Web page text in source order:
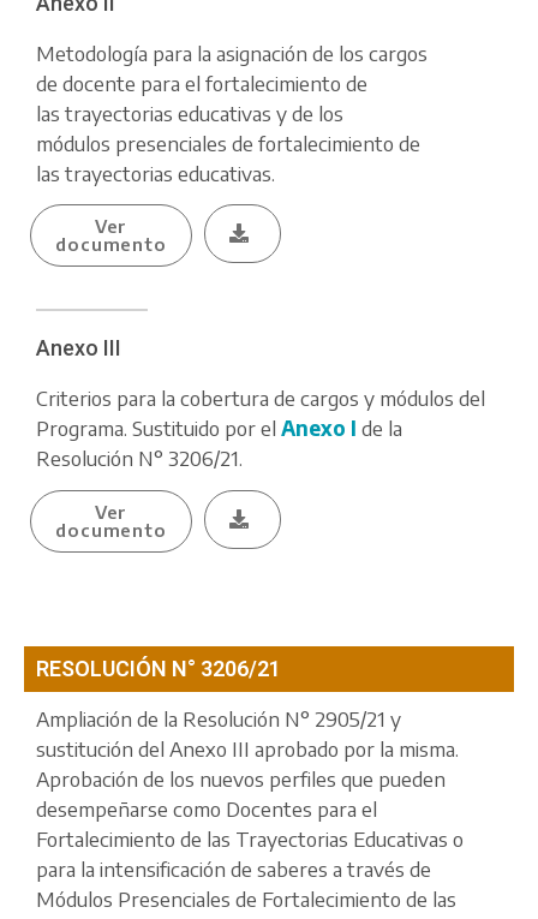
Metodología para la asignación de los cargos
de docente para el fortalecimiento de
las trayectorias educativas y de los
módulos presenciales de fortalecimiento de
las trayectorias educativas.
Ver
documento
Anexo III
Criterios para la cobertura de cargos y módulos del
Programa. Sustituido por el Anexo I de la
Resolución N° 3206/21.
Ver
documento
RESOLUCIÓN N° 3206/21
Ampliación de la Resolución N° 2905/21 y
sustitución del Anexo III aprobado por la misma.
Aprobación de los nuevos perfiles que pueden
desempeñarse como Docentes para el
Fortalecimiento de las Trayectorias Educativas o
para la intensificación de saberes a través de
Módulos Presenciales de Fortalecimiento de las